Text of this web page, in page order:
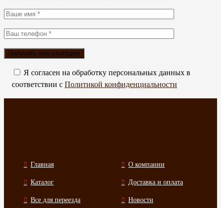
Я согласен на обработку персональных данных в
соответствии сПолитикой конфиденциальности
Главная
О компании
Каталог
Доставка и оплата
Все для переезда
Новости